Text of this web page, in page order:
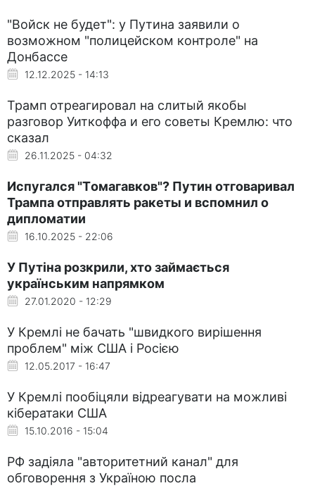
"Войск не будет": у Путина заявили о
возможном "полицейском контроле" на
Донбассе
12.12.2025 - 14:13
Трамп отреагировал на слитый якобы
разговор Уиткоффа и его советы Кремлю: что
сказал
26.11.2025 - 04:32
Испугался "Томагавков"? Путин отговаривал
Трампа отправлять ракеты и вспомнил о
дипломатии
16.10.2025 - 22:06
У Путіна розкрили, хто займається
українським напрямком
27.01.2020 - 12:29
У Кремлі не бачать "швидкого вирішення
проблем" між США і Росією
12.05.2017 - 16:47
У Кремлі пообіцяли відреагувати на можливі
кібератаки США
15.10.2016 - 15:04
РФ задіяла "авторитетний канал" для
обговорення з Україною посла